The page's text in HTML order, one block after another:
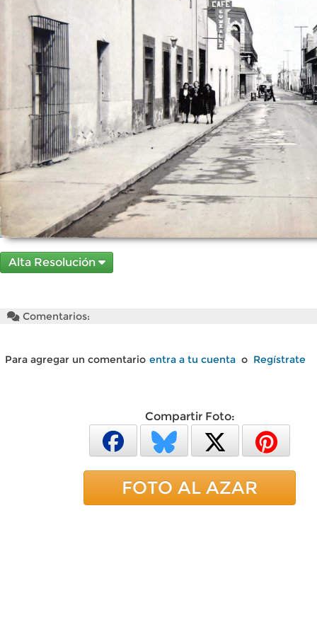
Alta Resolución
Comentarios:
Para agregar un comentario entra a tu cuenta o Regístrate
Compartir Foto:
FOTO AL AZAR